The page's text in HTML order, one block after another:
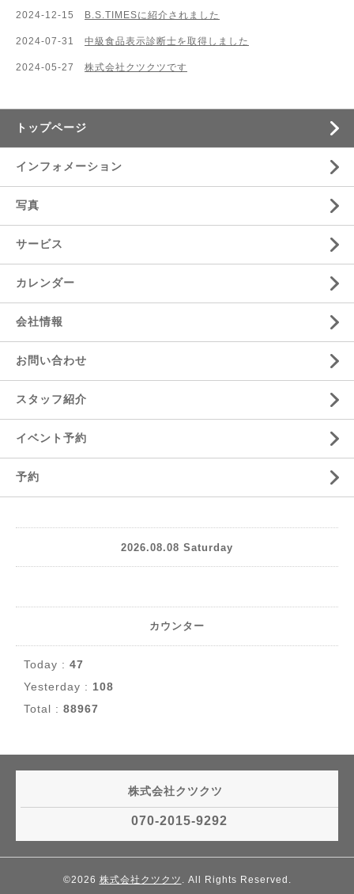
2024-12-15 B.S.TIMESに紹介されました
2024-07-31 中級食品表示診断士を取得しました
2024-05-27 株式会社クツクツです
トップページ
インフォメーション
写真
サービス
カレンダー
会社情報
お問い合わせ
スタッフ紹介
イベント予約
予約
2026.08.08 Saturday
カウンター
Today : 47
Yesterday : 108
Total : 88967
株式会社クツクツ
070-2015-9292
©2026 株式会社クツクツ . All Rights Reserved.